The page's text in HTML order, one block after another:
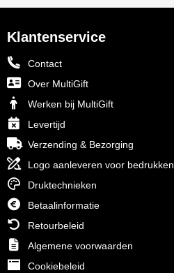
Klantenservice
Contact
Over MultiGift
Werken bij MultiGift
Levertijd
Verzending & Bezorging
Logo aanleveren voor bedrukken
Druktechnieken
Betaalinformatie
Retourbeleid
Algemene voorwaarden
Cookiebeleid